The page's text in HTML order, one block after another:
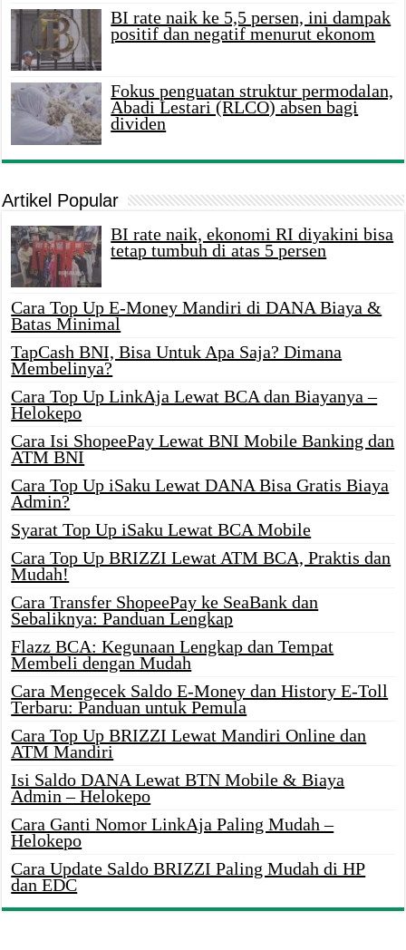
BI rate naik ke 5,5 persen, ini dampak
positif dan negatif menurut ekonom
Fokus penguatan struktur permodalan,
Abadi Lestari (RLCO) absen bagi
dividen
Artikel Popular
BI rate naik, ekonomi RI diyakini bisa
tetap tumbuh di atas 5 persen
Cara Top Up E-Money Mandiri di DANA Biaya &
Batas Minimal
TapCash BNI, Bisa Untuk Apa Saja? Dimana
Membelinya?
Cara Top Up LinkAja Lewat BCA dan Biayanya –
Helokepo
Cara Isi ShopeePay Lewat BNI Mobile Banking dan
ATM BNI
Cara Top Up iSaku Lewat DANA Bisa Gratis Biaya
Admin?
Syarat Top Up iSaku Lewat BCA Mobile
Cara Top Up BRIZZI Lewat ATM BCA, Praktis dan
Mudah!
Cara Transfer ShopeePay ke SeaBank dan
Sebaliknya: Panduan Lengkap
Flazz BCA: Kegunaan Lengkap dan Tempat
Membeli dengan Mudah
Cara Mengecek Saldo E-Money dan History E-Toll
Terbaru: Panduan untuk Pemula
Cara Top Up BRIZZI Lewat Mandiri Online dan
ATM Mandiri
Isi Saldo DANA Lewat BTN Mobile & Biaya
Admin – Helokepo
Cara Ganti Nomor LinkAja Paling Mudah –
Helokepo
Cara Update Saldo BRIZZI Paling Mudah di HP
dan EDC